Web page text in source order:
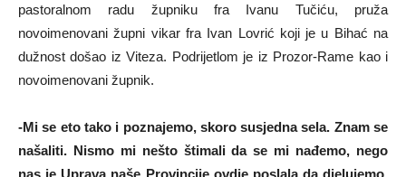
pastoralnom radu župniku fra Ivanu Tučiću, pruža
novoimenovani župni vikar fra Ivan Lovrić koji je u Bihać na
dužnost došao iz Viteza. Podrijetlom je iz Prozor-Rame kao i
novoimenovani župnik.
-Mi se eto tako i poznajemo, skoro susjedna sela. Znam se
našaliti. Nismo mi nešto štimali da se mi nađemo, nego
nas je Uprava naše Provincije ovdje poslala da djelujemo,